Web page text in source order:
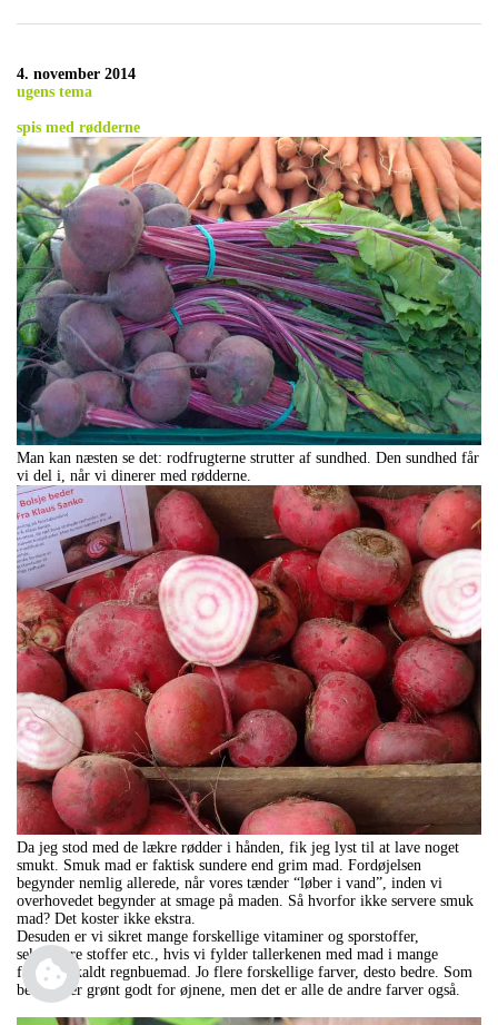
4. november 2014
ugens tema
spis med rødderne
Man kan næsten se det: rodfrugterne strutter af sundhed. Den sundhed får
vi del i, når vi dinerer med rødderne.
Da jeg stod med de lækre rødder i hånden, fik jeg lyst til at lave noget
smukt. Smuk mad er faktisk sundere end grim mad. Fordøjelsen
begynder nemlig allerede, når vores tænder “løber i vand”, inden vi
overhovedet begynder at smage på maden. Så hvorfor ikke servere smuk
mad? Det koster ikke ekstra.
Desuden er vi sikret mange forskellige vitaminer og sporstoffer,
sekundære stoffer etc., hvis vi fylder tallerkenen med mad i mange
farver, såkaldt regnbuemad. Jo flere forskellige farver, desto bedre. Som
bekendt er grønt godt for øjnene, men det er alle de andre farver også.